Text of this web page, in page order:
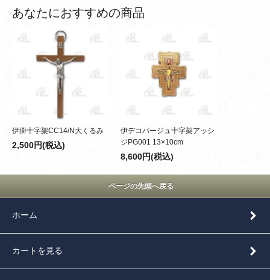
あなたにおすすめの商品
伊掛十字架CC14/N大くるみ
2,500円(税込)
伊デコパージュ十字架アッシ
ジPG001 13×10cm
8,600円(税込)
ページの先頭へ戻る
ホーム
カートを見る